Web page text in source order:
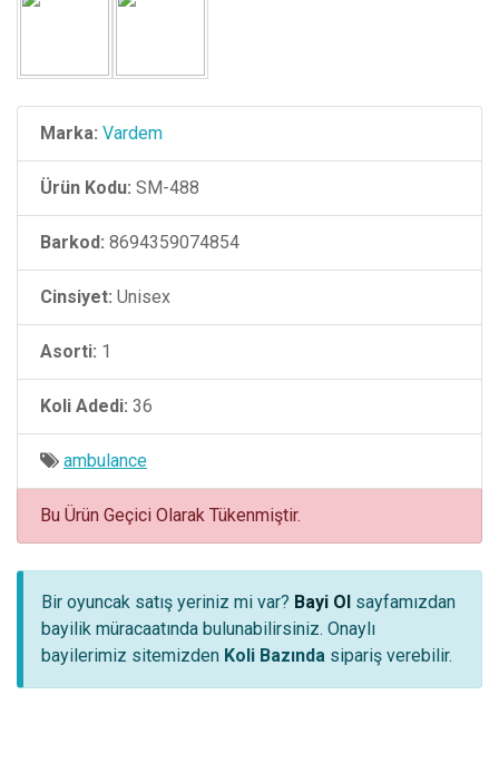
Marka: Vardem
Ürün Kodu: SM-488
Barkod: 8694359074854
Cinsiyet: Unisex
Asorti: 1
Koli Adedi: 36
ambulance
Bu Ürün Geçici Olarak Tükenmiştir.
Bir oyuncak satış yeriniz mi var? Bayi Ol sayfamızdan
bayilik müracaatında bulunabilirsiniz. Onaylı
bayilerimiz sitemizden Koli Bazında sipariş verebilir.